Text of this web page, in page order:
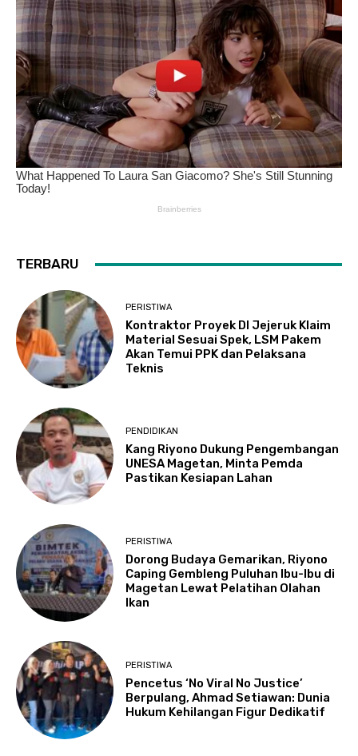
TERBARU
PERISTIWA
Kontraktor Proyek DI Jejeruk Klaim
Material Sesuai Spek, LSM Pakem
Akan Temui PPK dan Pelaksana
Teknis
PENDIDIKAN
Kang Riyono Dukung Pengembangan
UNESA Magetan, Minta Pemda
Pastikan Kesiapan Lahan
PERISTIWA
Dorong Budaya Gemarikan, Riyono
Caping Gembleng Puluhan Ibu-Ibu di
Magetan Lewat Pelatihan Olahan
Ikan
PERISTIWA
Pencetus ‘No Viral No Justice’
Berpulang, Ahmad Setiawan: Dunia
Hukum Kehilangan Figur Dedikatif